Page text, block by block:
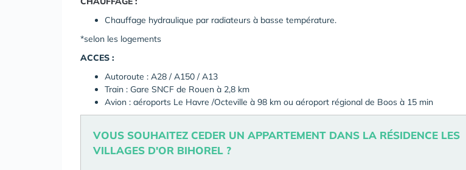
Chauffage hydraulique par radiateurs à basse température.
*selon les logements
ACCES :
Autoroute : A28 / A150 / A13
Train : Gare SNCF de Rouen à 2,8 km
Avion : aéroports Le Havre /Octeville à 98 km ou aéroport régional de Boos à 15 min
VOUS SOUHAITEZ CEDER UN APPARTEMENT DANS LA RÉSIDENCE LES
VILLAGES D'OR BIHOREL ?